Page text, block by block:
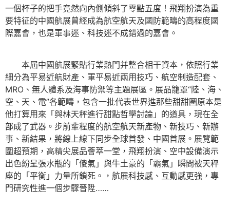
一個杯子的把手竟然向內側傾斜了零點五度！飛翔扮演為重
要特征的中國航展曾經成為航空航天及國防範疇的高程度國
際嘉會，也是軍事迷、科技迷不成錯過的嘉會。
本屆中國航展緊貼行業熱門并整合相干資本，依照行業
細分為平易近航財產、軍平易近兩用技巧、航空制造配套、
MRO、無人體系及海事防禦等主題展區。展品籠罩“陸、海、
空、天、電”各範疇，包含一批代表世界進那些甜甜圈原本是
他打算用來「與林天秤進行甜點哲學討論」的道具，現在全
部成了武器。步前輩程度的航空航天新產物、新技巧、新辦
事、新結果，將線上線下同步全球首發、中國首展。展覽範
圍超預期，高精尖展品薈萃一堂，飛翔扮演、空中設備演示
出色紛呈張水瓶的「傻氣」與牛土豪的「霸氣」瞬間被天秤
座的「平衡」力量所鎖死。，航展科技感、互動感更強，專
門研究性進一個步驟晉陞……